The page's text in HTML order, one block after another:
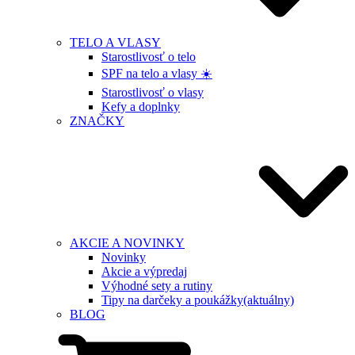
TELO A VLASY
Starostlivosť o telo
SPF na telo a vlasy ☀️
Starostlivosť o vlasy
Kefy a doplnky
ZNAČKY
AKCIE A NOVINKY
Novinky
Akcie a výpredaj
Výhodné sety a rutiny
Tipy na darčeky a poukážky(aktuálny)
BLOG